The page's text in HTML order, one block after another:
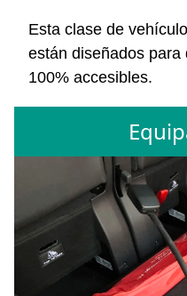
Esta clase de
están diseñados
100% accesibles.